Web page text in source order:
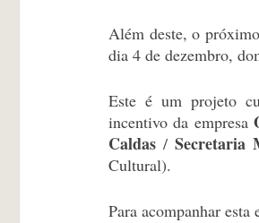
Além deste, o
dia 4 de dezembro,
Este é um projeto
incentivo da empresa
Caldas / Secretaria
Cultural).
Para acompanhar esta